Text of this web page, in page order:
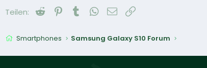
Teilen: Reddit PinterestTumblrWhatsApp
E-Mail
Smartphones Samsung Galaxy S10 Forum